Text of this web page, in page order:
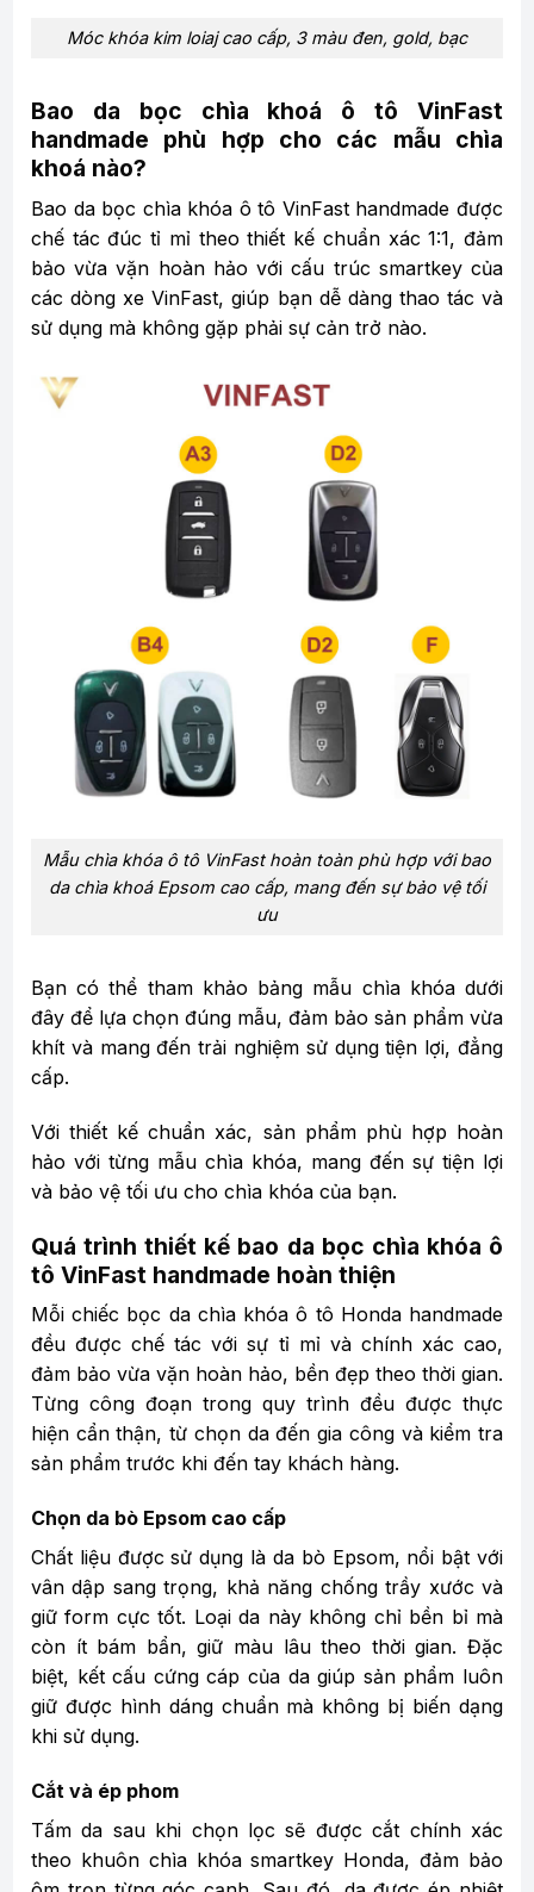
Móc khóa kim loiaj cao cấp, 3 màu đen, gold, bạc
Bao da bọc chìa khoá ô tô VinFast
handmade phù hợp cho các mẫu chìa
khoá nào?
Bao da bọc chìa khóa ô tô VinFast handmade được
chế tác đúc tỉ mỉ theo thiết kế chuẩn xác 1:1, đảm
bảo vừa vặn hoàn hảo với cấu trúc smartkey của
các dòng xe VinFast, giúp bạn dễ dàng thao tác và
sử dụng mà không gặp phải sự cản trở nào.
Mẫu chìa khóa ô tô VinFast hoàn toàn phù hợp với bao
da chìa khoá Epsom cao cấp, mang đến sự bảo vệ tối
ưu
Bạn có thể tham khảo bảng mẫu chìa khóa dưới
đây để lựa chọn đúng mẫu, đảm bảo sản phẩm vừa
khít và mang đến trải nghiệm sử dụng tiện lợi, đẳng
cấp.
Với thiết kế chuẩn xác, sản phẩm phù hợp hoàn
hảo với từng mẫu chìa khóa, mang đến sự tiện lợi
và bảo vệ tối ưu cho chìa khóa của bạn.
Quá trình thiết kế bao da bọc chìa khóa ô
tô VinFast handmade hoàn thiện
Mỗi chiếc bọc da chìa khóa ô tô Honda handmade
đều được chế tác với sự tỉ mỉ và chính xác cao,
đảm bảo vừa vặn hoàn hảo, bền đẹp theo thời gian.
Từng công đoạn trong quy trình đều được thực
hiện cẩn thận, từ chọn da đến gia công và kiểm tra
sản phẩm trước khi đến tay khách hàng.
Chọn da bò Epsom cao cấp
Chất liệu được sử dụng là da bò Epsom, nổi bật với
vân dập sang trọng, khả năng chống trầy xước và
giữ form cực tốt. Loại da này không chỉ bền bỉ mà
còn ít bám bẩn, giữ màu lâu theo thời gian. Đặc
biệt, kết cấu cứng cáp của da giúp sản phẩm luôn
giữ được hình dáng chuẩn mà không bị biến dạng
khi sử dụng.
Cắt và ép phom
Tấm da sau khi chọn lọc sẽ được cắt chính xác
theo khuôn chìa khóa smartkey Honda, đảm bảo